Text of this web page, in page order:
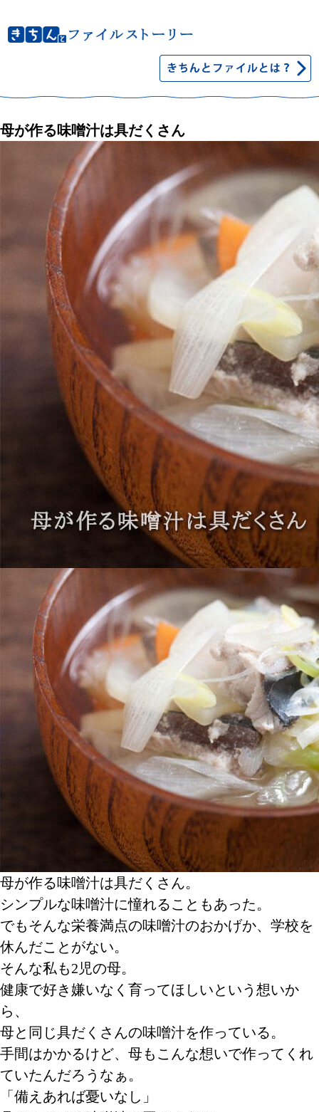
母が作る味噌汁は具だくさん
母が作る味噌汁は具だくさん。
シンプルな味噌汁に憧れることもあった。
でもそんな栄養満点の味噌汁のおかげか、学校を
休んだことがない。
そんな私も2児の母。
健康で好き嫌いなく育ってほしいという想いか
ら、
母と同じ具だくさんの味噌汁を作っている。
手間はかかるけど、母もこんな想いで作ってくれ
ていたんだろうなぁ。
「備えあれば憂いなし」